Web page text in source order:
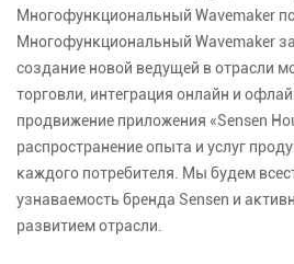
Многофункциональный Wavemaker
Многофункциональный Wavemaker
создание новой ведущей в отрасли
торговли, интеграция онлайн и
продвижение приложения «Sensen
распространение опыта и услуг
каждого потребителя. Мы будем
узнаваемость бренда Sensen и
развитием отрасли.